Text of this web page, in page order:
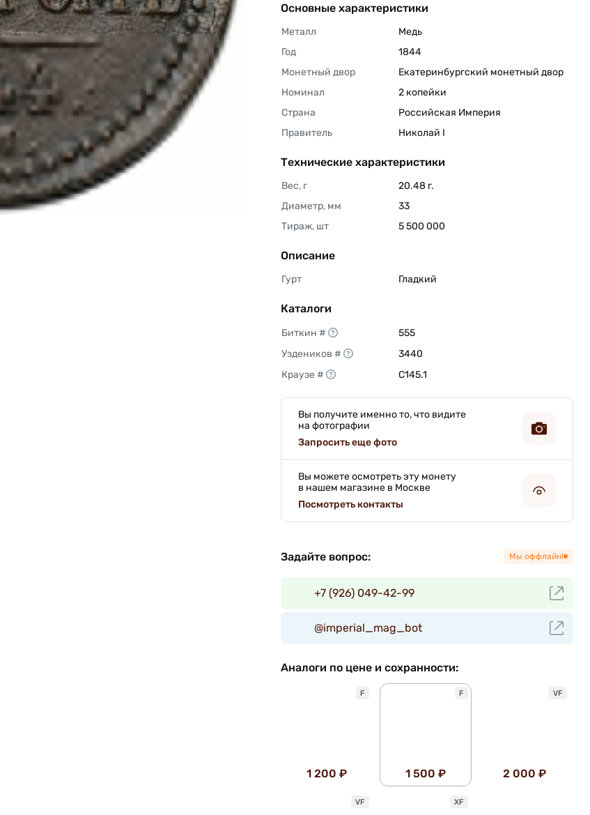
Основные характеристики
Металл
Медь
Год
1844
Монетный двор
Екатеринбургский монетный двор
Номинал
2 копейки
Страна
Российская Империя
Правитель
Николай I
Технические характеристики
Вес, г
20.48 г.
Диаметр, мм
33
Тираж, шт
5 500 000
Описание
Гурт Гладкий
Каталоги
Биткин #
555
Уздеников #
3440
Краузе #
C145.1
Вы получите именно то, что видите
на фотографии
Запросить еще фото
Вы можете осмотреть эту монету
в нашем магазине в Москве
Посмотреть контакты
Задайте вопрос: Мы оффлайн!
+7 (926) 049-42-99
@imperial_mag_bot
Аналоги по цене и сохранности:
F
1 200 ₽
F
1 500 ₽
VF
2 000 ₽
VF XF